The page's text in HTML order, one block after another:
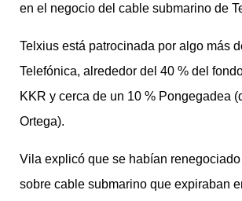
en el negocio del cable submarino de
Telxius está patrocinada por algo más
Telefónica, alrededor del 40 % del
KKR y cerca de un 10 % Pongegadea
Ortega).
Vila explicó que se habían
sobre cable submarino que expiraban